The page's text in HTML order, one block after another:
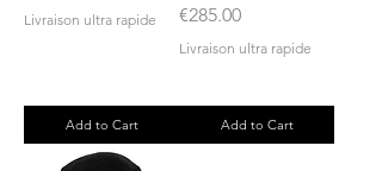
Livraison ultra rapide
Add to Cart
Price
€285.00
Livraison ultra rapide
Add to Cart